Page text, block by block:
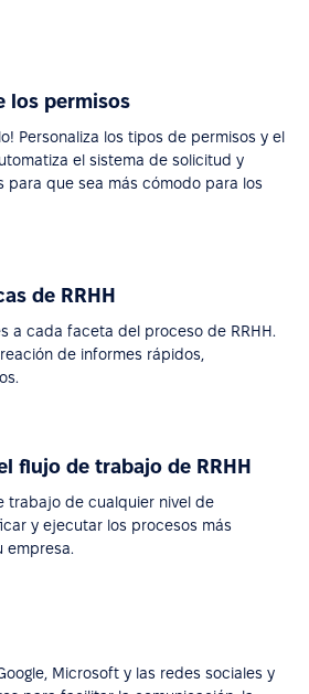
los permisos
Personaliza los tipos de permisos y el
el sistema de solicitud y
para que sea más cómodo para los
de RRHH
a cada faceta del proceso de RRHH.
de informes rápidos,
flujo de trabajo de RRHH
trabajo de cualquier nivel de
y ejecutar los procesos más
empresa.
Microsoft y las redes sociales y